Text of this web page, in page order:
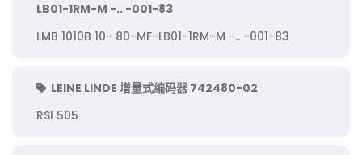
LB01-1RM-M -.. -001-83
LMB 1010B 10- 80-MF-LB01-1RM-M -.. -001-83
LEINE LINDE 增量式编码器 742480-02
RSI 505